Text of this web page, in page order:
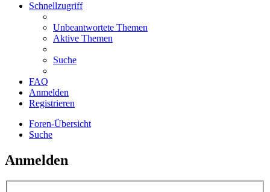
Schnellzugriff
Unbeantwortete Themen
Aktive Themen
Suche
FAQ
Anmelden
Registrieren
Foren-Übersicht
Suche
Anmelden